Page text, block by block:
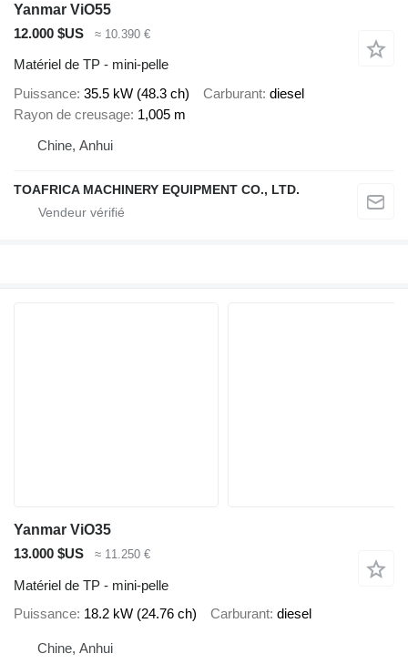
Yanmar ViO55
12.000 $US
≈ 10.390 €
Matériel de TP - mini-pelle
Puissance 35.5 kW (48.3 ch) Carburant diesel
Rayon de creusage 1,005 m
Chine, Anhui
TOAFRICA MACHINERY EQUIPMENT CO., LTD.
Yanmar ViO35
13.000 $US
≈ 11.250 €
Matériel de TP - mini-pelle
Puissance 18.2 kW (24.76 ch) Carburant diesel
Chine, Anhui